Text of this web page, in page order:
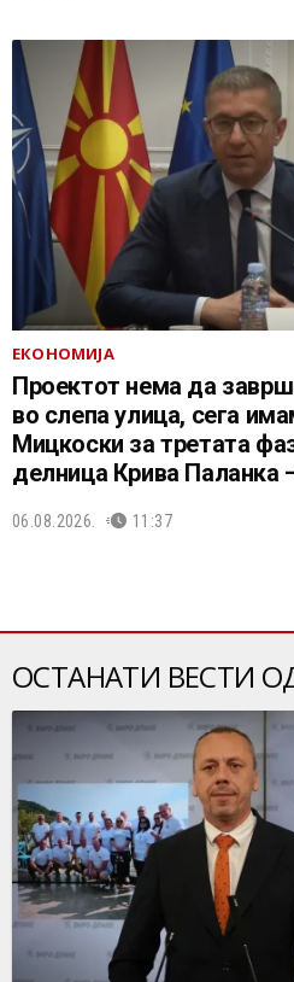
ЕКОНОМИЈА
Проектот нема да
во слепа улица, сега
Мицкоски за третата
делница Крива Паланка
06.08.2026. 11:37
ОСТАНАТИ ВЕСТИ